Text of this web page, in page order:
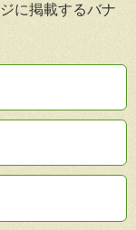
に掲載するバナ